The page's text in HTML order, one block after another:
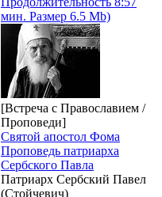
мин. Размер 6.5 Mb)
[Встреча с Православием /
Проповеди]
Святой апостол Фома
Проповедь патриарха
Сербского Павла
Патриарх Сербский Павел
(Стойчевич)